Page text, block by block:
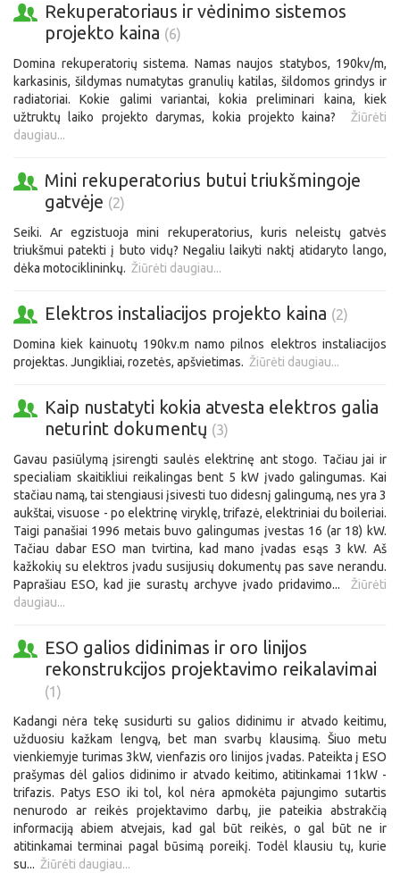
Rekuperatoriaus ir vėdinimo sistemos
projekto kaina (6)
Domina rekuperatorių sistema. Namas naujos statybos, 190kv/m,
karkasinis, šildymas numatytas granulių katilas, šildomos grindys ir
radiatoriai. Kokie galimi variantai, kokia preliminari kaina, kiek
užtruktų laiko projekto darymas, kokia projekto kaina? Žiūrėti
daugiau...
Mini rekuperatorius butui triukšmingoje
gatvėje (2)
Seiki. Ar egzistuoja mini rekuperatorius, kuris neleistų gatvės
triukšmui patekti į buto vidų? Negaliu laikyti naktį atidaryto lango,
dėka motociklininkų. Žiūrėti daugiau...
Elektros instaliacijos projekto kaina (2)
Domina kiek kainuotų 190kv.m namo pilnos elektros instaliacijos
projektas. Jungikliai, rozetės, apšvietimas. Žiūrėti daugiau...
Kaip nustatyti kokia atvesta elektros galia
neturint dokumentų (3)
Gavau pasiūlymą įsirengti saulės elektrinę ant stogo. Tačiau jai ir
specialiam skaitikliui reikalingas bent 5 kW įvado galingumas. Kai
stačiau namą, tai stengiausi įsivesti tuo didesnį galingumą, nes yra 3
aukštai, visuose - po elektrinę viryklę, trifazė, elektriniai du boileriai.
Taigi panašiai 1996 metais buvo galingumas įvestas 16 (ar 18) kW.
Tačiau dabar ESO man tvirtina, kad mano įvadas esąs 3 kW. Aš
kažkokių su elektros įvadu susijusių dokumentų pas save nerandu.
Paprašiau ESO, kad jie surastų archyve įvado pridavimo... Žiūrėti
daugiau...
ESO galios didinimas ir oro linijos
rekonstrukcijos projektavimo reikalavimai
(1)
Kadangi nėra tekę susidurti su galios didinimu ir atvado keitimu,
užduosiu kažkam lengvą, bet man svarbų klausimą. Šiuo metu
vienkiemyje turimas 3kW, vienfazis oro linijos įvadas. Pateikta į ESO
prašymas dėl galios didinimo ir atvado keitimo, atitinkamai 11kW -
trifazis. Patys ESO iki tol, kol nėra apmokėta pajungimo sutartis
nenurodo ar reikės projektavimo darbų, jie pateikia abstrakčią
informaciją abiem atvejais, kad gal būt reikės, o gal būt ne ir
atitinkamai terminai pagal būsimą poreikį. Todėl klausiu tų, kurie
su... Žiūrėti daugiau...